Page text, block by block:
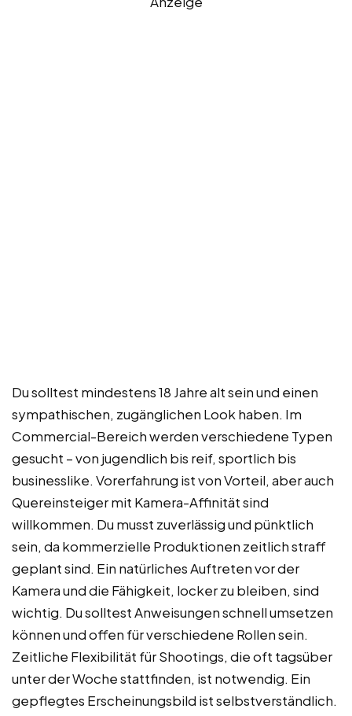
Du solltest mindestens 18 Jahre alt sein und einen
sympathischen, zugänglichen Look haben. Im
Commercial-Bereich werden verschiedene Typen
gesucht – von jugendlich bis reif, sportlich bis
businesslike. Vorerfahrung ist von Vorteil, aber auch
Quereinsteiger mit Kamera-Affinität sind
willkommen. Du musst zuverlässig und pünktlich
sein, da kommerzielle Produktionen zeitlich straff
geplant sind. Ein natürliches Auftreten vor der
Kamera und die Fähigkeit, locker zu bleiben, sind
wichtig. Du solltest Anweisungen schnell umsetzen
können und offen für verschiedene Rollen sein.
Zeitliche Flexibilität für Shootings, die oft tagsüber
unter der Woche stattfinden, ist notwendig. Ein
gepflegtes Erscheinungsbild ist selbstverständlich.